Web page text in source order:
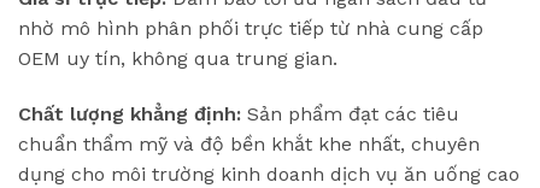
nhờ mô hình phân phối trực tiếp từ nhà cung cấp
OEM uy tín, không qua trung gian.
Chất lượng khẳng định: Sản phẩm đạt các tiêu
chuẩn thẩm mỹ và độ bền khắt khe nhất, chuyên
dụng cho môi trường kinh doanh dịch vụ ăn uống cao